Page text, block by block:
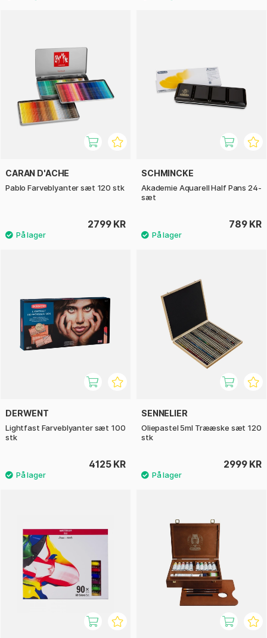
CARAN D'ACHE
Pablo Farveblyanter sæt 120 stk
2799 KR
SCHMINCKE
Akademie Aquarell Half Pans 24-
sæt
789 KR
DERWENT
Lightfast Farveblyanter sæt 100
stk
4125 KR
SENNELIER
Oliepastel 5ml Trææske sæt 120
stk
2999 KR